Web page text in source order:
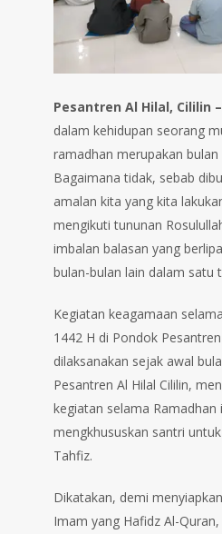
Pesantren Al Hilal, Cililin –
dalam kehidupan seorang
ramadhan merupakan
Bagaimana tidak, sebab
amalan kita yang kita
mengikuti tununan
imbalan balasan yang
bulan-bulan lain dalam satu
Kegiatan keagamaan
1442 H di Pondok
dilaksanakan sejak awal
Pesantren Al Hilal Cililin,
kegiatan selama Ramadhan
mengkhususkan santri
Tahfiz.
Dikatakan, demi
Imam yang Hafidz Al-